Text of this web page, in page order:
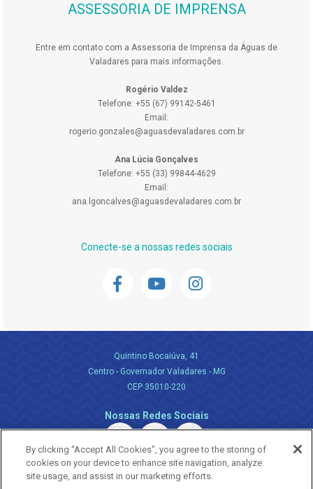
ASSESSORIA DE IMPRENSA
Entre em contato com a Assessoria de Imprensa da Águas de
Valadares para mais informações.
Rogério Valdez
Telefone: +55 (67) 99142-5461
Email:
rogerio.gonzales@aguasdevaladares.com.br
Ana Lúcia Gonçalves
Telefone: +55 (33) 99844-4629
Email:
ana.lgoncalves@aguasdevaladares.com.br
Conecte-se a nossas redes sociais
Quintino Bocaiúva, 41
Centro - Governador Valadares - MG
CEP 35010-220
Nossas Redes Sociais
By clicking “Accept All Cookies”, you agree to the storing of
cookies on your device to enhance site navigation, analyze
site usage, and assist in our marketing efforts.